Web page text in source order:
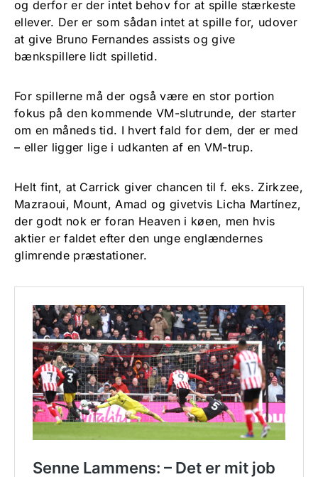
og derfor er der intet behov for at spille stærkeste
ellever. Der er som sådan intet at spille for, udover
at give Bruno Fernandes assists og give
bænkspillere lidt spilletid.
For spillerne må der også være en stor portion
fokus på den kommende VM-slutrunde, der starter
om en måneds tid. I hvert fald for dem, der er med
– eller ligger lige i udkanten af en VM-trup.
Helt fint, at Carrick giver chancen til f. eks. Zirkzee,
Mazraoui, Mount, Amad og givetvis Licha Martínez,
der godt nok er foran Heaven i køen, men hvis
aktier er faldet efter den unge englændernes
glimrende præstationer.